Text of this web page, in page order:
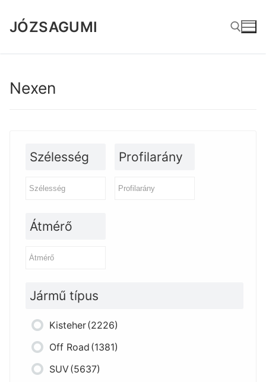
tartalomra
JÓZSAGUMI
Nexen
Szélesség Profilarány
Átmérő
Jármű típus
Kisteher(2226)
Off Road (1381)
SUV(5637)